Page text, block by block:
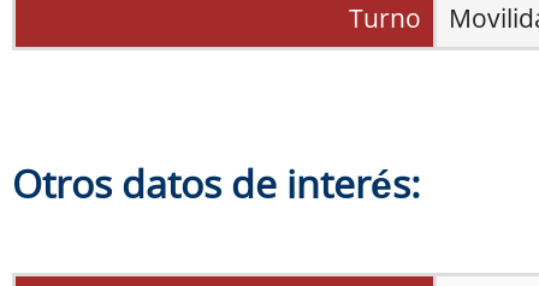
Turno
Otros datos de interés: